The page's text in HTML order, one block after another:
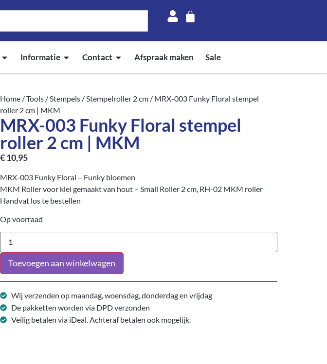
Informatie Contact Afspraak maken Sale
Home /Tools /Stempels /Stempelroller 2 cm / MRX-003 Funky Floral stempel
roller 2 cm | MKM
MRX-003 Funky Floral stempel
roller 2 cm | MKM
€10,95
MRX-003 Funky Floral – Funky bloemen
MKM Roller voor klei gemaakt van hout – Small Roller 2 cm, RH-02 MKM roller
Handvat los te bestellen
Op voorraad
Toevoegen aan winkelwagen
Wij verzenden op maandag, woensdag, donderdag en vrijdag
De pakketten worden via DPD verzonden
Veilig betalen via iDeal. Achteraf betalen ook mogelijk.